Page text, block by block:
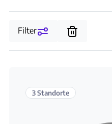
Filter
3 Standorte